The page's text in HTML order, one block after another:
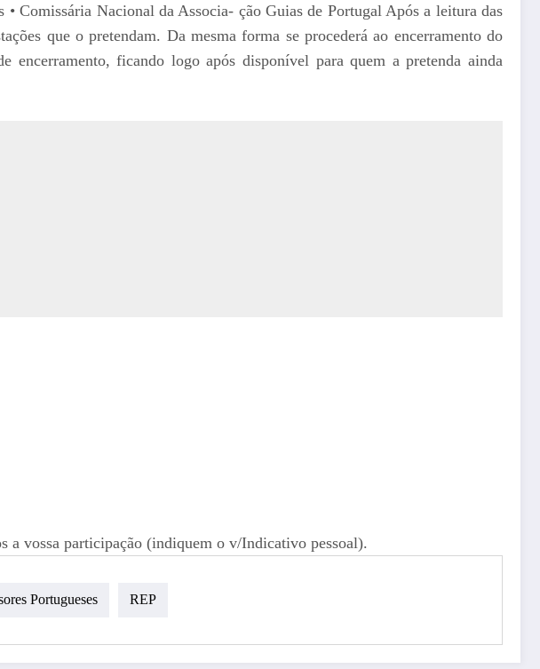
Comissária Nacional da Associa- ção Guias de Portugal Após a leitura das
que o pretendam. Da mesma forma se procederá ao encerramento do
ficando logo após disponível para quem a pretenda ainda
a vossa participação (indiquem o v/Indicativo pessoal).
Portugueses REP